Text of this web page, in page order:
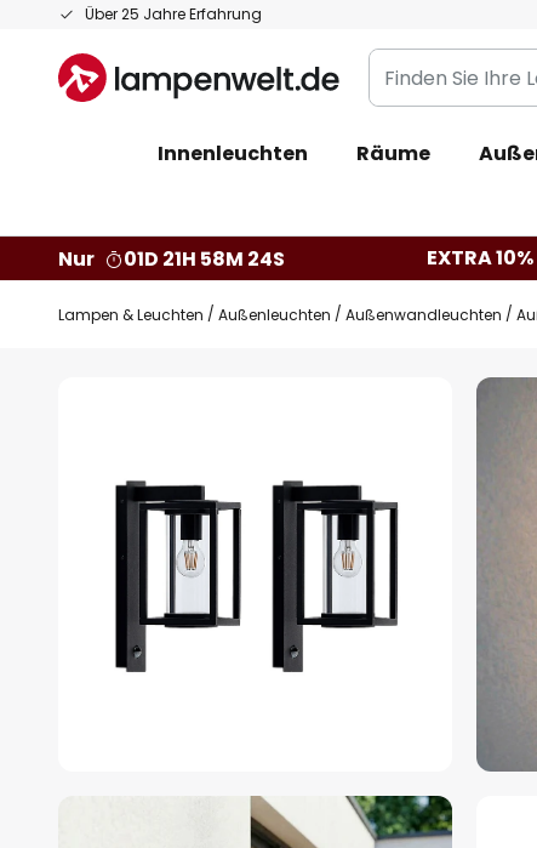
Über 25 Jahre Erfahrung
Zum
springen
Finden
Sie
Leuchte...
Innenleuchten Räume
Nur
01D 21H 58M 24S EXTRA
Lampen & Leuchten Außenleuchten Außenwandleuchten
Bildgalerie
springen